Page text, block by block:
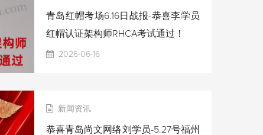
青岛红帽考场6.16日战报-恭喜李学员
红帽认证架构师RHCA考试通过！
2026-06-16
新闻资讯
恭喜青岛尚文网络刘学员-5.27号福州